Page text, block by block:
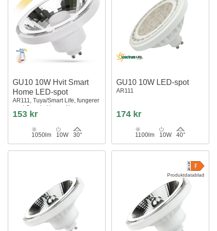
GU10 10W Hvit Smart
Home LED-spot
AR111, Tuya/Smart Life, fungerer
med Google Home, Alexa og
smarttelefoner
153 kr
1050lm 10W 30°
GU10 10W LED-spot
AR111
174 kr
1100lm 10W 40°
Produktdatablad